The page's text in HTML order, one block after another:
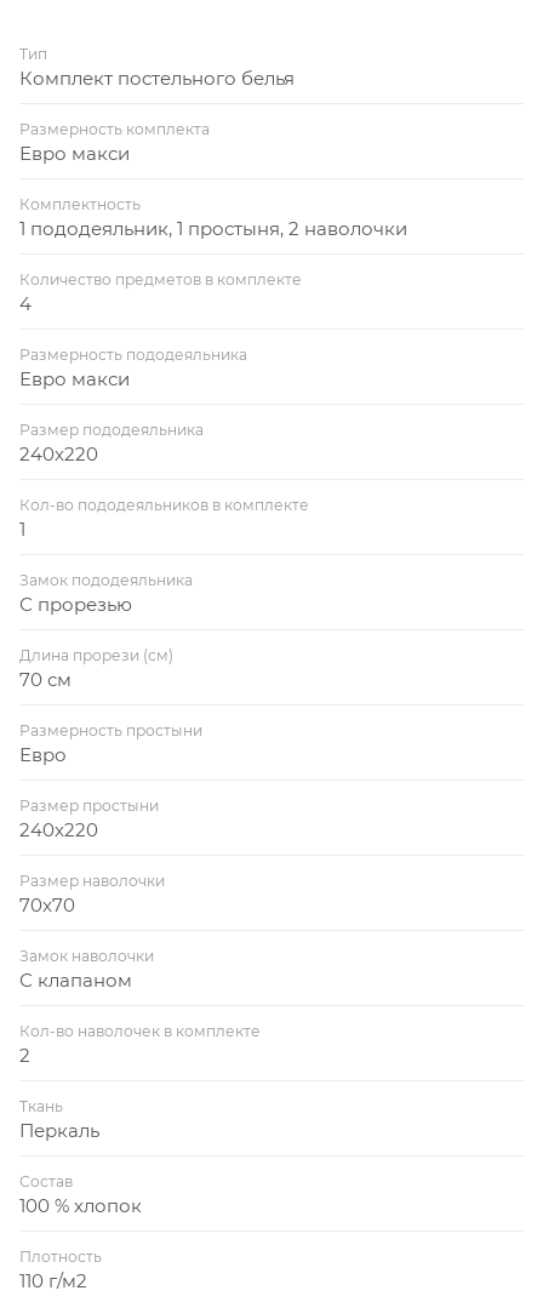
Тип
Комплект постельного белья
Размерность комплекта
Евро макси
Комплектность
1 пододеяльник, 1 простыня, 2 наволочки
Количество предметов в комплекте
4
Размерность пододеяльника
Евро макси
Размер пододеяльника
240x220
Кол-во пододеяльников в комплекте
1
Замок пододеяльника
С прорезью
Длина прорези (см)
70 см
Размерность простыни
Евро
Размер простыни
240x220
Размер наволочки
70x70
Замок наволочки
С клапаном
Кол-во наволочек в комплекте
2
Ткань
Перкаль
Состав
100 % хлопок
Плотность
110 г/м2